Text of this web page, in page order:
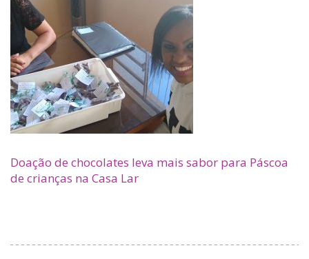
Doação de chocolates leva mais sabor para Páscoa
de crianças na Casa Lar